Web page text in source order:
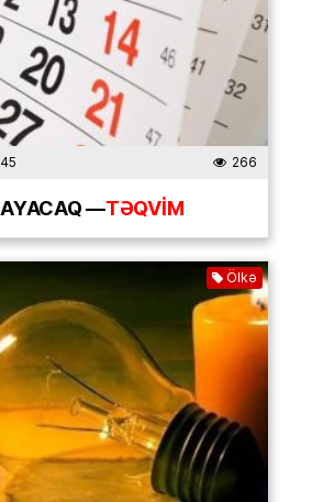
266
—TƏQVİM
Ölkə